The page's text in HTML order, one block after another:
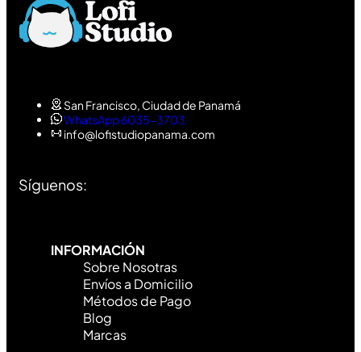
San Francisco, Ciudad de Panamá
WhatsApp 6035-3703
info@lofistudiopanama.com
Síguenos:
INFORMACIÓN
Sobre Nosotras
Envíos a Domicilio
Métodos de Pago
Blog
Marcas